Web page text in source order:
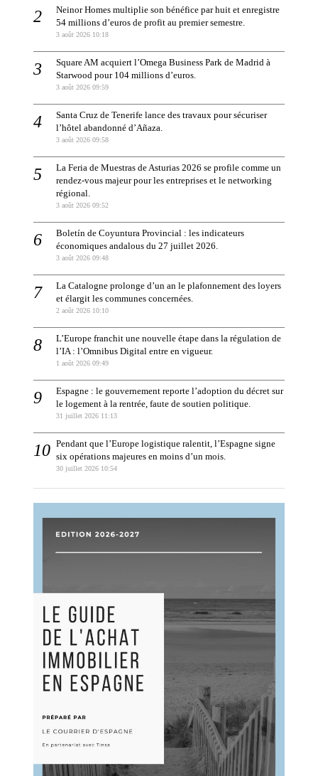
Neinor Homes multiplie son bénéfice par huit et enregistre
54 millions d’euros de profit au premier semestre.
3 août 2026 10:18
Square AM acquiert l’Omega Business Park de Madrid à
Starwood pour 104 millions d’euros.
3 août 2026 09:59
Santa Cruz de Tenerife lance des travaux pour sécuriser
l’hôtel abandonné d’Añaza.
3 août 2026 09:58
La Feria de Muestras de Asturias 2026 se profile comme un
rendez-vous majeur pour les entreprises et le networking
régional.
3 août 2026 09:52
Boletín de Coyuntura Provincial : les indicateurs
économiques andalous du 27 juillet 2026.
3 août 2026 09:48
La Catalogne prolonge d’un an le plafonnement des loyers
et élargit les communes concernées.
2 août 2026 10:10
L’Europe franchit une nouvelle étape dans la régulation de
l’IA : l’Omnibus Digital entre en vigueur.
1 août 2026 09:49
Espagne : le gouvernement reporte l’adoption du décret sur
le logement à la rentrée, faute de soutien politique.
31 juillet 2026 11:13
Pendant que l’Europe logistique ralentit, l’Espagne signe
six opérations majeures en moins d’un mois.
30 juillet 2026 10:54